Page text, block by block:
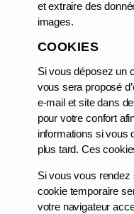
et extraire des
images.
COOKIES
Si vous déposez un
vous sera proposé
e-mail et site dans
pour votre confort
informations si vous
plus tard. Ces
Si vous vous rendez
cookie temporaire
votre navigateur